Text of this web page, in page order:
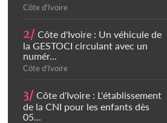
Côte d'Ivoire
2/ Côte d'Ivoire : Un véhicule de
la GESTOCI circulant avec un
numér...
Côte d'Ivoire
3/ Côte d'Ivoire : L'établissement
de la CNI pour les enfants dès
05...